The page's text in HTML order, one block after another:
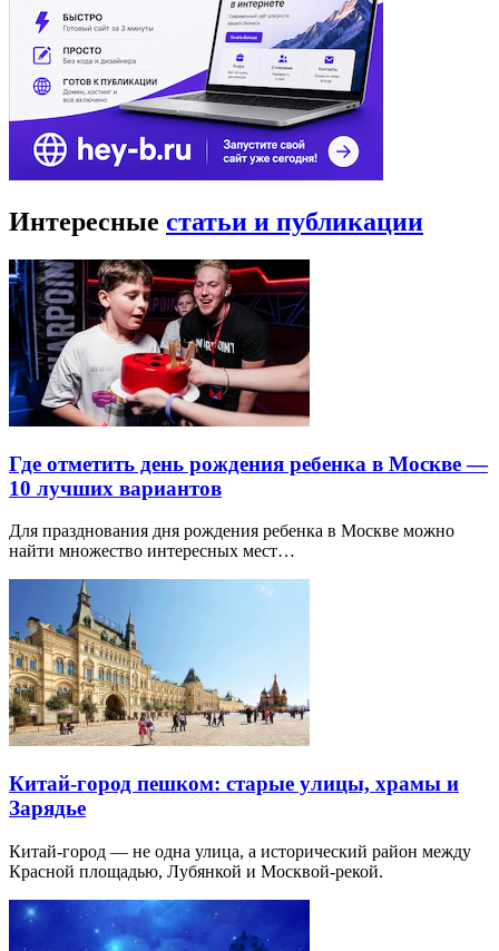
Интересные статьи и публикации
Где отметить день рождения ребенка в Москве —
10 лучших вариантов
Для празднования дня рождения ребенка в Москве можно
найти множество интересных мест…
Китай-город пешком: старые улицы, храмы и
Зарядье
Китай-город — не одна улица, а исторический район между
Красной площадью, Лубянкой и Москвой-рекой.